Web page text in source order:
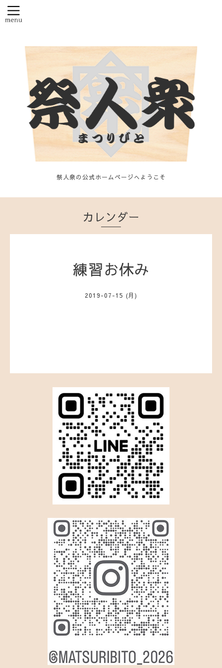
祭人衆の公式ホームページへようこそ
カレンダー
練習お休み
2019-07-15 (月)